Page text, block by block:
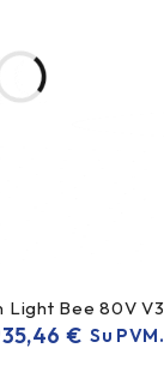
atgal)
Light Bee 80V V3
€ Su PVM.